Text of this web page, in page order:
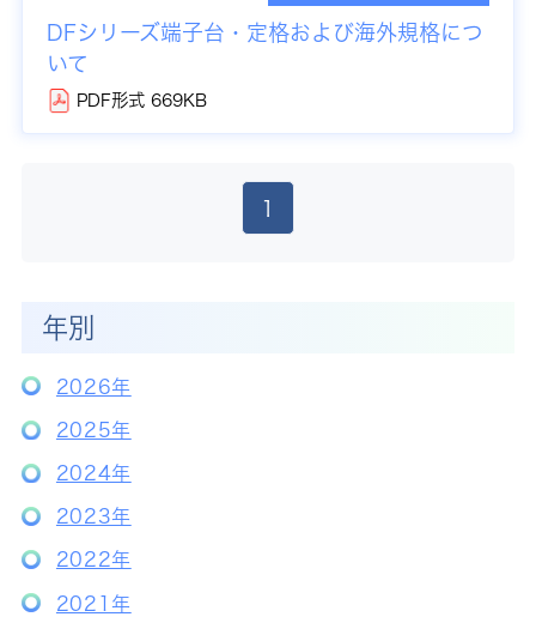
DFシリーズ端子台・定格および海外規格につ
いて
PDF形式 669KB
1
年別
2026年
2025年
2024年
2023年
2022年
2021年